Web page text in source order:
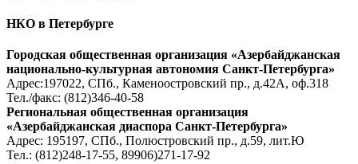
НКО в Петербурге
Городская общественная организация «Азербайджанская
национально-культурная автономия Санкт-Петербурга»
Адрес:197022, СПб., Каменоостровский пр., д.42А, оф.318
Тел./факс: (812)346-40-58
Региональная общественная организация
«Азербайджанская диаспора Санкт-Петербурга»
Адрес: 195197, СПб., Полюстровский пр., д.59, лит.Ю
Тел.: (812)248-17-55, 89906)271-17-92